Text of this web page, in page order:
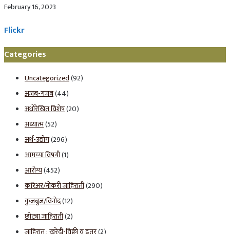
February 16, 2023
Flickr
Categories
Uncategorized(92)
अजब-गजब(44)
अधोरेखित विशेष(20)
अध्यात्म(52)
अर्थ-उद्योग(296)
आमच्या विषयी(1)
आरोग्य(452)
करिअर/नोकरी जाहिराती(290)
कुजबुज/विनोद(12)
छोट्या जाहिराती(2)